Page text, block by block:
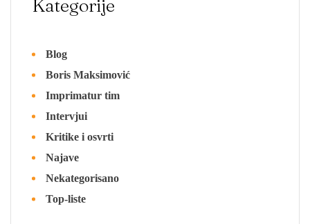
Kategorije
Blog
Boris Maksimović
Imprimatur tim
Intervjui
Kritike i osvrti
Najave
Nekategorisano
Top-liste